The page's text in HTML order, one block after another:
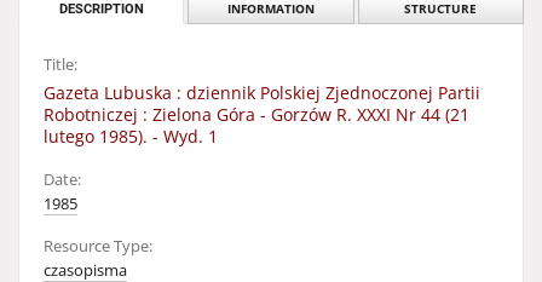
DESCRIPTION INFORMATION STRUCTURE
Title:
Gazeta Lubuska : dziennik Polskiej Zjednoczonej Partii
Robotniczej : Zielona Góra - Gorzów R. XXXI Nr 44 (21
lutego 1985). - Wyd. 1
Date:
1985
Resource Type:
czasopisma